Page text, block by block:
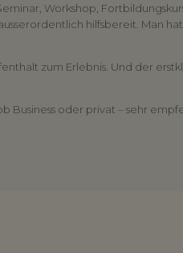
Workshop,
hilfsbereit. Man
zum Erlebnis. Und der
Business oder privat – sehr